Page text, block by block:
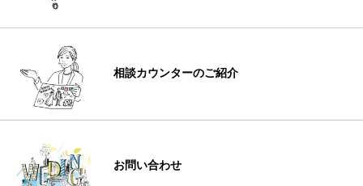
相談カウンターのご紹介
お問い合わせ